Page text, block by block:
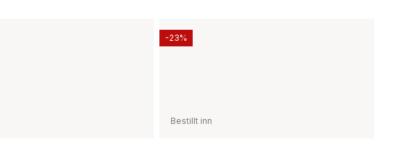
Bestillt inn
-23%